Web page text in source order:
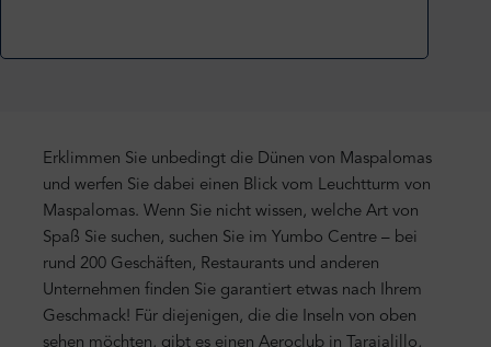
Erklimmen Sie unbedingt die Dünen von Maspalomas
und werfen Sie dabei einen Blick vom Leuchtturm von
Maspalomas. Wenn Sie nicht wissen, welche Art von
Spaß Sie suchen, suchen Sie im Yumbo Centre – bei
rund 200 Geschäften, Restaurants und anderen
Unternehmen finden Sie garantiert etwas nach Ihrem
Geschmack! Für diejenigen, die die Inseln von oben
sehen möchten, gibt es einen Aeroclub in Tarajalillo,